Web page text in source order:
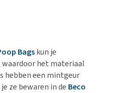
Bagskun je
waardoor het materiaal
hebben een mintgeur
ze bewaren in de Beco